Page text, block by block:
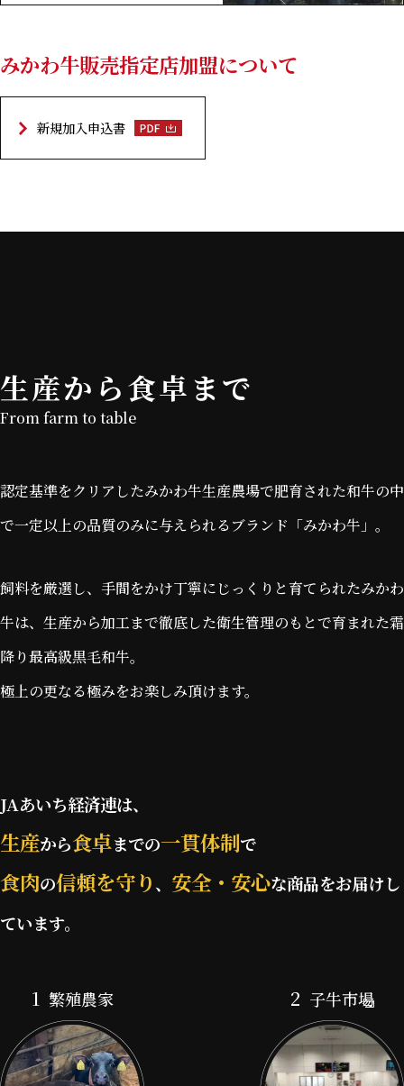
みかわ牛販売指定店加盟について
新規加入申込書
生産から食卓まで
From farm to table
認定基準をクリアしたみかわ牛生産農場で肥育された和牛の中
で一定以上の品質のみに与えられるブランド「みかわ牛」。
飼料を厳選し、手間をかけ丁寧にじっくりと育てられたみかわ
牛は、生産から加工まで徹底した衛生管理のもとで育まれた霜
降り最高級黒毛和牛。
極上の更なる極みをお楽しみ頂けます。
JAあいち経済連は、
生産から食卓までの一貫体制で
食肉の信頼を守り、 安全・安心な商品をお届けし
ています。
1 繁殖農家 2 子牛市場